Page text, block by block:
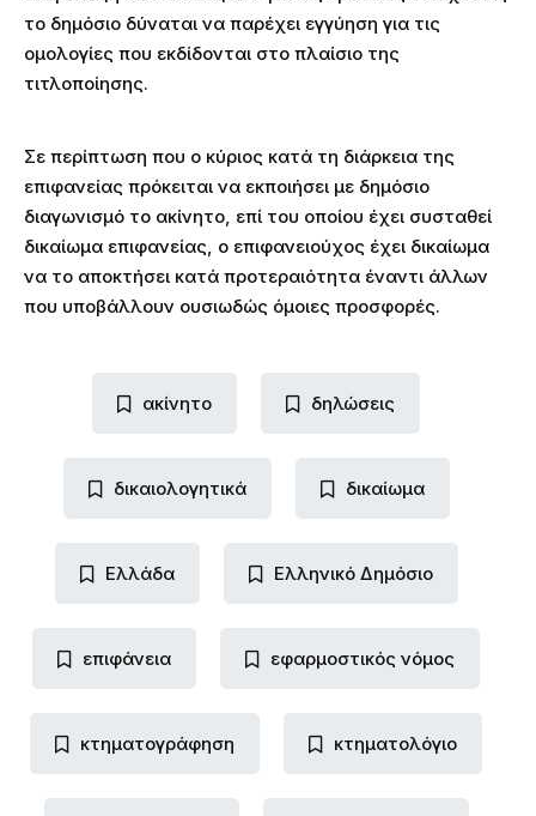
το δημόσιο δύναται να παρέχει εγγύηση για τις
ομολογίες που εκδίδονται στο πλαίσιο της
τιτλοποίησης.
Σε περίπτωση που ο κύριος κατά τη διάρκεια της
επιφανείας πρόκειται να εκποιήσει με δημόσιο
διαγωνισμό το ακίνητο, επί του οποίου έχει συσταθεί
δικαίωμα επιφανείας, ο επιφανειούχος έχει δικαίωμα
να το αποκτήσει κατά προτεραιότητα έναντι άλλων
που υποβάλλουν ουσιωδώς όμοιες προσφορές.
ακίνητο δηλώσεις
δικαιολογητικά δικαίωμα
Ελλάδα Ελληνικό Δημόσιο
επιφάνεια εφαρμοστικός νόμος
κτηματογράφηση κτηματολόγιο